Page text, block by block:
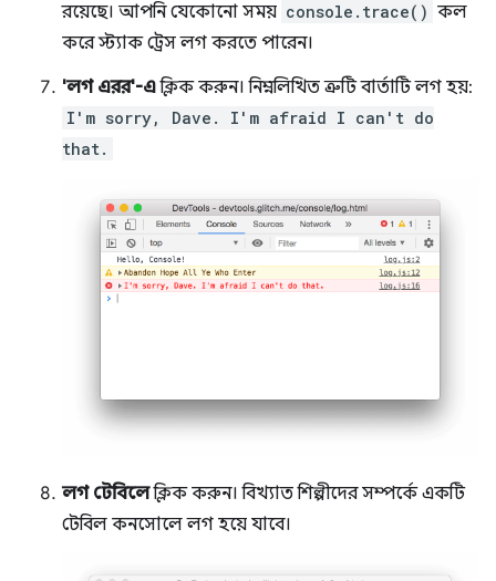
রয়েছে। আপনি যেকোনো সময় console.trace() কল
করে স্ট্যাক ট্রেস লগ করতে পারেন।
'লগ এরর'-এক্লিক করুন। নিম্নলিখিত ত্রুটি বার্তাটি লগ হয়:
I'm sorry, Dave. I'm afraid I can't do
that.
লগ টেবিলেক্লিক করুন। বিখ্যাত শিল্পীদের সম্পর্কে একটি
টেবিল কনসোলে লগ হয়ে যাবে।